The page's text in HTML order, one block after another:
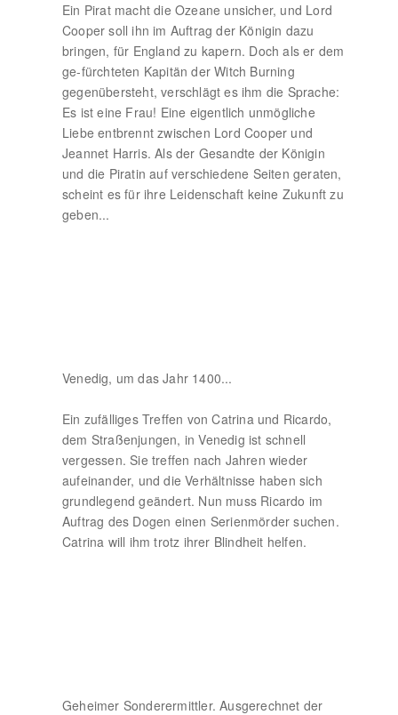
Ein Pirat macht die Ozeane unsicher, und Lord
Cooper soll ihn im Auftrag der Königin dazu
bringen, für England zu kapern. Doch als er dem
ge-fürchteten Kapitän der Witch Burning
gegenübersteht, verschlägt es ihm die Sprache:
Es ist eine Frau! Eine eigentlich unmögliche
Liebe entbrennt zwischen Lord Cooper und
Jeannet Harris. Als der Gesandte der Königin
und die Piratin auf verschiedene Seiten geraten,
scheint es für ihre Leidenschaft keine Zukunft zu
geben...
Venedig, um das Jahr 1400...
Ein zufälliges Treffen von Catrina und Ricardo,
dem Straßenjungen, in Venedig ist schnell
vergessen. Sie treffen nach Jahren wieder
aufeinander, und die Verhältnisse haben sich
grundlegend geändert. Nun muss Ricardo im
Auftrag des Dogen einen Serienmörder suchen.
Catrina will ihm trotz ihrer Blindheit helfen.
Geheimer Sonderermittler. Ausgerechnet der